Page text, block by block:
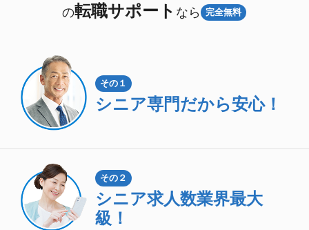
の転職サポート なら 完全無料
その１
シニア専門だから安心！
その２
シニア求人数業界最大
級！